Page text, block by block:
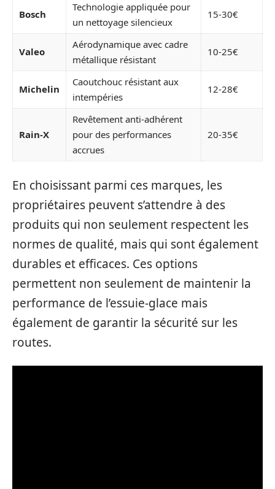
Bosch
Technologie appliquée pour
un nettoyage silencieux
15-30€
Valeo
Aérodynamique avec cadre
métallique résistant
10-25€
Michelin
Caoutchouc résistant aux
intempéries
12-28€
Rain-X
Revêtement anti-adhérent
pour des performances
accrues
20-35€
En choisissant parmi ces marques, les
propriétaires peuvent s’attendre à des
produits qui non seulement respectent les
normes de qualité, mais qui sont également
durables et efficaces. Ces options
permettent non seulement de maintenir la
performance de l’essuie-glace mais
également de garantir la sécurité sur les
routes.